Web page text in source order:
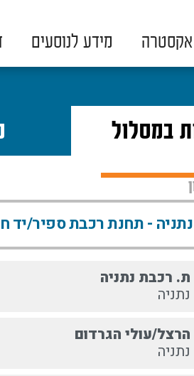
מידע לנוסעים
במסלול
ת. רכבת נתניה
נתניה
הרצל/עולי הגרדום
נתניה